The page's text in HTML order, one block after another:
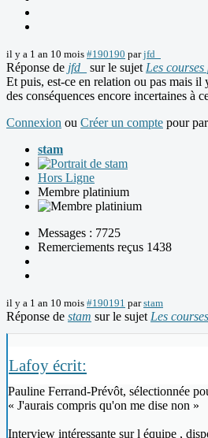
il y a 1 an 10 mois #190190 parjfd_
Réponse de jfd_ sur le sujet Les courses
Et puis, est-ce en relation ou pas mais il
des conséquences encore incertaines à
Connexion ou Créer un compte pour
stam
Hors Ligne
Membre platinium
Messages : 7725
Remerciements reçus 1438
il y a 1 an 10 mois #190191 parstam
Réponse de stam sur le sujet Les
Lafoy écrit:
Pauline Ferrand-Prévôt, sélectionnée
« J'aurais compris qu'on me dise non »
Interview intéressante sur l équipe ,